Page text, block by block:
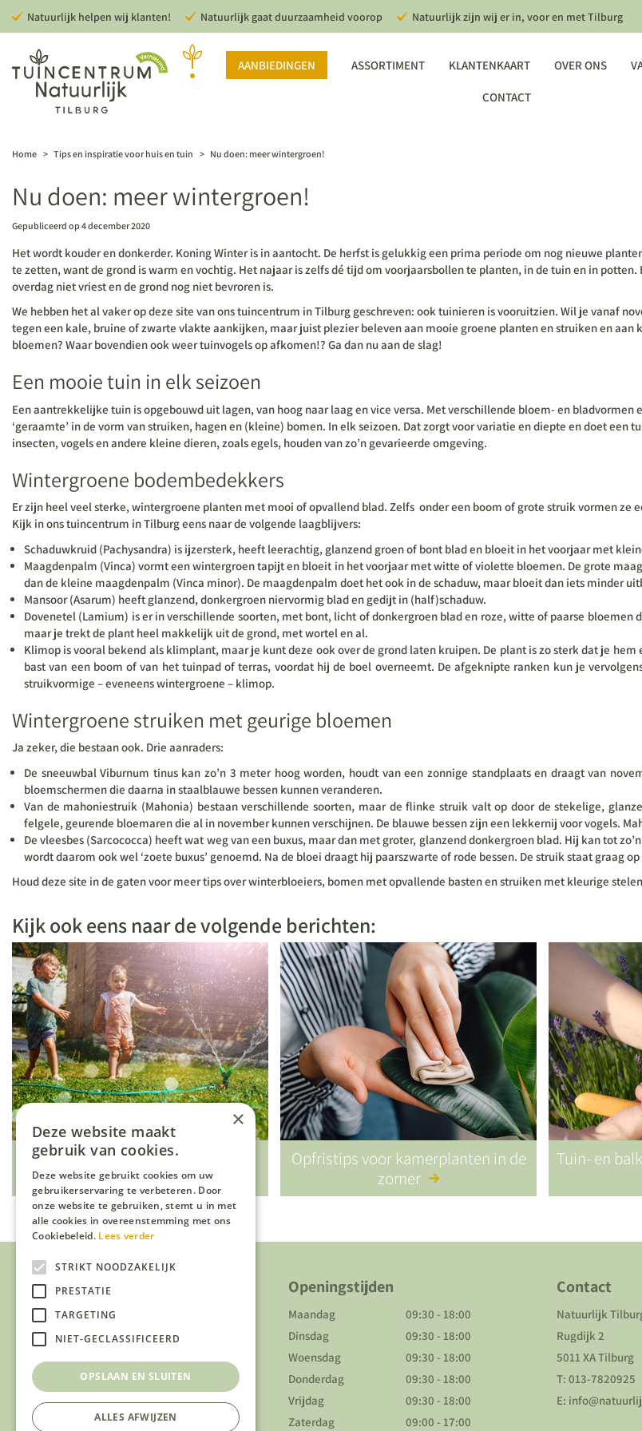
naar
Home > Tips en inspiratie voor huis en tuin > Nu doen: meer wintergroen!
Natuurlijk helpen wij klanten! Natuurlijk gaat duurzaamheid voorop Natuurlijk zijn wij er in, voor en met Tilburg
AANBIEDINGEN ASSORTIMENT KLANTENKAART OVER ONS
CONTACT
Nu doen: meer wintergroen!
Gepubliceerd op4 december 2020
Het wordt kouder en donkerder. Koning Winter is in aantocht. De herfst is gelukkig een prima periode om nog nieuwe
te zetten, want de grond is warm en vochtig. Het najaar is zelfs dé tijd om voorjaarsbollen te planten, in de tuin en in
overdag niet vriest en de grond nog niet bevroren is.
We hebben het al vaker op deze site van ons tuincentrum in Tilburg geschreven: ook tuinieren is vooruitzien. Wil je vanaf
tegen een kale, bruine of zwarte vlakte aankijken, maar juist plezier beleven aan mooie groene planten en struiken en aan
bloemen? Waar bovendien ook weer tuinvogels op afkomen!? Ga dan nu aan de slag!
Een mooie tuin in elk seizoen
Een aantrekkelijke tuin is opgebouwd uit lagen, van hoog naar laag en vice versa. Met verschillende bloem- en bladvormen
‘geraamte’ in de vorm van struiken, hagen en (kleine) bomen. In elk seizoen. Dat zorgt voor variatie en diepte en doet een
insecten, vogels en andere kleine dieren, zoals egels, houden van zo’n gevarieerde omgeving.
Wintergroene bodembedekkers
Er zijn heel veel sterke, wintergroene planten met mooi of opvallend blad. Zelfs onder een boom of grote struik vormen
Kijk in ons tuincentrum in Tilburg eens naar de volgende laagblijvers:
Schaduwkruid (Pachysandra) is ijzersterk, heeft leerachtig, glanzend groen of bont blad en bloeit in het voorjaar met
Maagdenpalm (Vinca) vormt een wintergroen tapijt en bloeit in het voorjaar met witte of violette bloemen. De grote
dan de kleine maagdenpalm (Vinca minor). De maagdenpalm doet het ook in de schaduw, maar bloeit dan iets minder
Mansoor (Asarum) heeft glanzend, donkergroen niervormig blad en gedijt in (half)schaduw.
Dovenetel (Lamium) is er in verschillende soorten, met bont, licht of donkergroen blad en roze, witte of paarse
maar je trekt de plant heel makkelijk uit de grond, met wortel en al.
Klimop is vooral bekend als klimplant, maar je kunt deze ook over de grond laten kruipen. De plant is zo sterk dat je
bast van een boom of van het tuinpad of terras, voordat hij de boel overneemt. De afgeknipte ranken kun je
struikvormige – eveneens wintergroene – klimop.
Wintergroene struiken met geurige bloemen
Ja zeker, die bestaan ook. Drie aanraders:
De sneeuwbal Viburnum tinus kan zo’n 3 meter hoog worden, houdt van een zonnige standplaats en draagt van
bloemschermen die daarna in staalblauwe bessen kunnen veranderen.
Van de mahoniestruik (Mahonia) bestaan verschillende soorten, maar de flinke struik valt op door de stekelige,
felgele, geurende bloemaren die al in november kunnen verschijnen. De blauwe bessen zijn een lekkernij voor vogels.
De vleesbes (Sarcococca) heeft wat weg van een buxus, maar dan met groter, glanzend donkergroen blad. Hij kan tot
wordt daarom ook wel ‘zoete buxus’ genoemd. Na de bloei draagt hij paarszwarte of rode bessen. De struik staat graag
Houd deze site in de gaten voor meer tips over winterbloeiers, bomen met opvallende basten en struiken met kleurige
Kijk ook eens naar de volgende berichten:
Vakantietips (voor kids) in eigen
tuin
Opfristips voor kamerplanten in de
zomer
Tuin- en
Over ons
Over ons
Duurzaamheid
Disclaimer
Vacatures
Openingstijden
Maandag
09:30 - 18:00
Dinsdag
09:30 - 18:00
Woensdag
09:30 - 18:00
Donderdag
09:30 - 18:00
Vrijdag
09:30 - 18:00
Zaterdag
09:00 - 17:00
Contact
Natuurlijk
Rugdijk 2
5011 XA Tilburg
T: 013-7820925
E:
×
Deze website maakt
gebruik van cookies.
Deze website gebruikt cookies om uw
gebruikerservaring te verbeteren. Door
onze website te gebruiken, stemt u in met
alle cookies in overeenstemming met ons
Cookiebeleid. Lees verder
STRIKT NOODZAKELIJK
PRESTATIE
TARGETING
NIET-GECLASSIFICEERD
OPSLAAN EN SLUITEN
ALLES AFWIJZEN